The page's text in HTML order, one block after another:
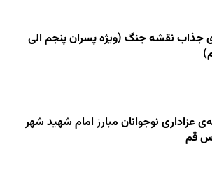
جذاب نقشه جنگ (ویژه پسران پنجم الی
عزاداری نوجوانان مبارز امام شهید شهر
قم